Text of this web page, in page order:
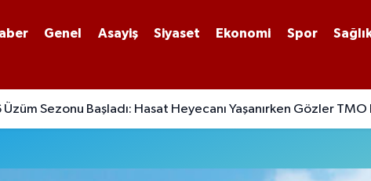
Genel Asayiş Siyaset Ekonomi Spor
Sezonu Başladı: Hasat Heyecanı Yaşanırken Gözler TMO